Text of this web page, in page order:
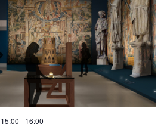
- 16:00